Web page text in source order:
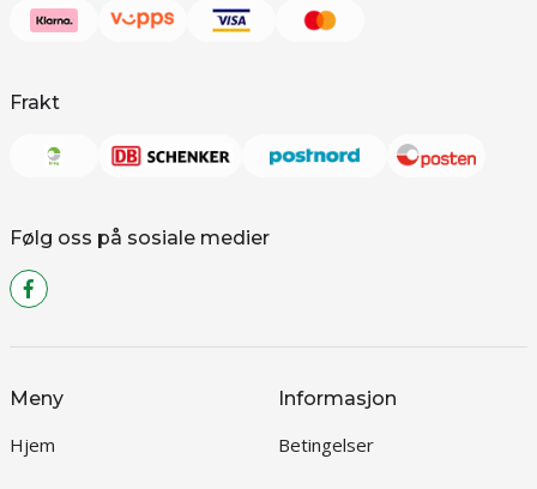
Frakt
Følg oss på sosiale medier
Meny
Hjem
Informasjon
Betingelser